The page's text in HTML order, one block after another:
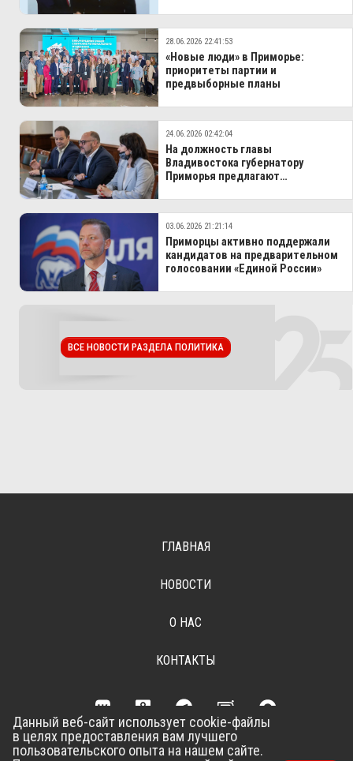
28.06.2026 22:41:53
«Новые люди» в Приморье:
приоритеты партии и
предвыборные планы
24.06.2026 02:42:04
На должность главы
Владивостока губернатору
Приморья предлагают
03.06.2026 21:21:14
Приморцы активно поддержали
кандидатов на предварительном
голосовании «Единой России»
ВСЕ НОВОСТИ РАЗДЕЛА ПОЛИТИКА
ГЛАВНАЯ
НОВОСТИ
О НАС
КОНТАКТЫ
Разработка сайта –Vladweb
Данный веб-сайт использует cookie-файлы
в целях предоставления вам лучшего
пользовательского опыта на нашем сайте.